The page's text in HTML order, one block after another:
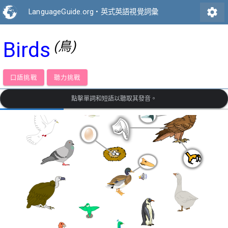
LanguageGuide.org • 英式英語視覺詞彙 settings
Birds (鳥)
口語挑戰 聽力挑戰
點擊單詞和短語以聽取其發音。